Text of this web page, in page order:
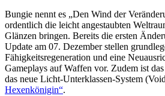
Bungie nennt es „Den Wind der
ordentlich die leicht angestaubten
Glänzen bringen. Bereits die ersten
Update am 07. Dezember stellen
Fähigkeitsregeneration und eine
Gameplays auf Waffen vor. Zudem ist
das neue Licht-Unterklassen-System
Hexenkönigin“.